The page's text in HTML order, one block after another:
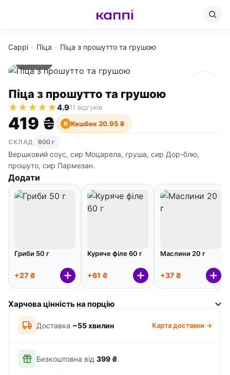
Cappi Піца Піца з прошутто та грушою
Піца з прошутто та грушою
★★★★★4.911 відгуків
419 ₴ К Кешбек 20.95 ₴
СКЛАД 600 г
Вершковий соус, сир Моцарела, груша, сир Дор-блю,
прошуто, сир Пармезан.
Додати
Гриби 50 г
+27 ₴
Куряче філе 60 г
+61 ₴
Маслини 20 г
+37 ₴
Харчова цінність на порцію
Доставка ~55 хвилин Карта доставки →
Безкоштовна від 399 ₴